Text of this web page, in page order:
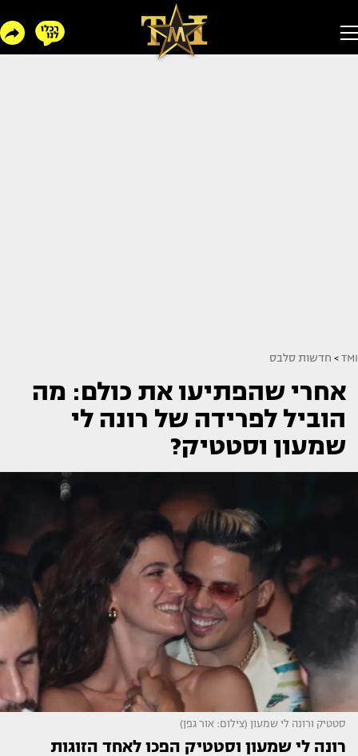
TMI
> חדשות סלבס
אחרי שהפתיעו את כולם: מה
הוביל לפרידה של רונה לי
שמעון וסטטיק?
סטטיק ורונה לי שמעון (צילום: אור גפן)
רונה לי שמעון וסטטיק הפכו לאחד הזוגות